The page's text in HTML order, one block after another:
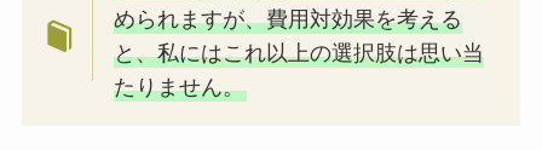
められますが、費用対効果を考える
と、私にはこれ以上の選択肢は思い当
たりません。